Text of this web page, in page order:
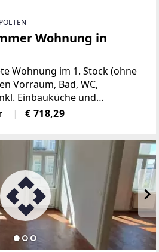
Wohnung in
Wohnung im 1. Stock (ohne
Vorraum, Bad, WC,
Einbauküche und
sowie 2 zusätzliche
neu renoviert und bieten
€ 718,29